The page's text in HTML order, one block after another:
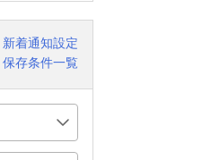
着通知設定
保存条件一覧